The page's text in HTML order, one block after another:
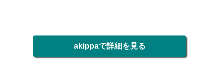
akippaで詳細を見る